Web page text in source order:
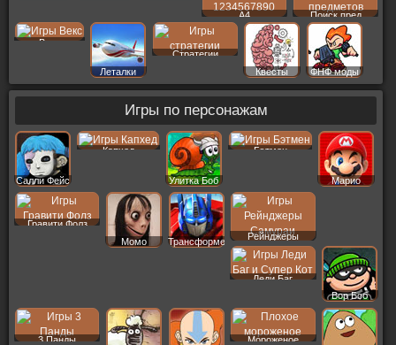
A4 Поиск пред
Векс
Леталки
Стратегии
Квесты
ФНФ моды
Игры по персонажам
Салли Фейс
Капхед
Улитка Боб
Бэтмен
Марио
Гравити Фолз
Момо
Трансформеры
Рейнджеры
Леди Баг
Вор Боб
3 Панды
Мороженое